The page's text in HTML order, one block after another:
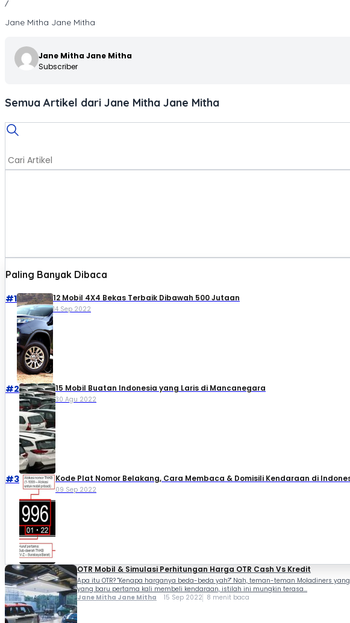
/
Jane Mitha Jane Mitha
Jane Mitha Jane Mitha
Subscriber
Semua Artikel dari Jane Mitha Jane Mitha
Paling Banyak Dibaca
#1
12 Mobil 4X4 Bekas Terbaik Dibawah 500 Jutaan
14 Sep 2022
#2 15 Mobil Buatan Indonesia yang Laris di Mancanegara
30 Agu 2022
#3 Kode Plat Nomor Belakang, Cara Membaca & Domisili Kendaraan di
09 Sep 2022
OTR Mobil & Simulasi Perhitungan Harga OTR Cash Vs Kredit
Apa itu OTR? "Kenapa harganya beda-beda yah?" Nah, teman-teman Moladiners
yang baru pertama kali membeli kendaraan, istilah ini mungkin terasa...
Jane Mitha Jane Mitha 15 Sep 2022 8 menit baca